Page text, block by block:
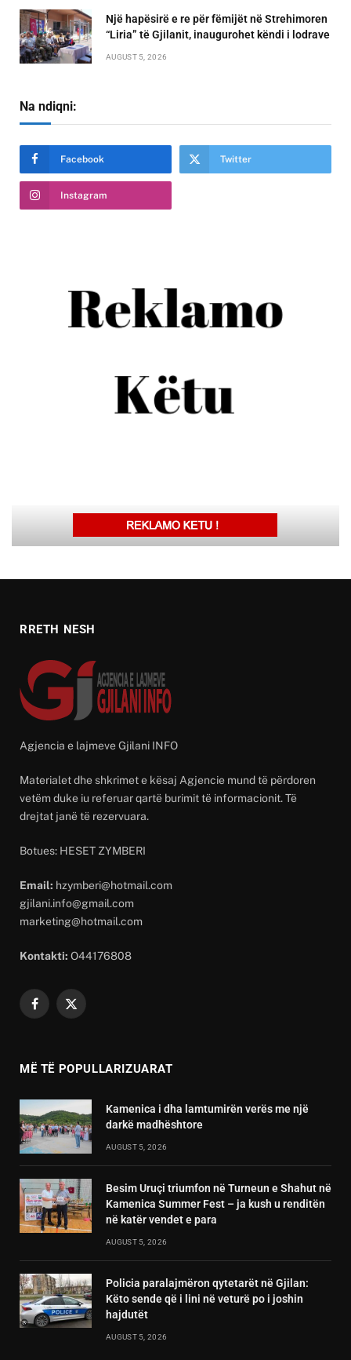
Një hapësirë e re për fëmijët në Strehimoren
“Liria” të Gjilanit, inaugurohet këndi i lodrave
AUGUST 5, 2026
Na ndiqni:
Facebook Twitter
Instagram
RRETH NESH
Agjencia e lajmeve Gjilani INFO
Materialet dhe shkrimet e kësaj Agjencie mund të përdoren
vetëm duke iu referuar qartë burimit të informacionit. Të
drejtat janë të rezervuara.
Botues: HESET ZYMBERI
Email: hzymberi@hotmail.com
gjilani.info@gmail.com
marketing@hotmail.com
Kontakti: O44176808
Facebook
X
MË TË POPULLARIZUARAT
Kamenica i dha lamtumirën verës me një
darkë madhështore
AUGUST 5, 2026
Besim Uruçi triumfon në Turneun e Shahut në
Kamenica Summer Fest – ja kush u renditën
në katër vendet e para
AUGUST 5, 2026
Policia paralajmëron qytetarët në Gjilan:
Këto sende që i lini në veturë po i joshin
hajdutët
AUGUST 5, 2026